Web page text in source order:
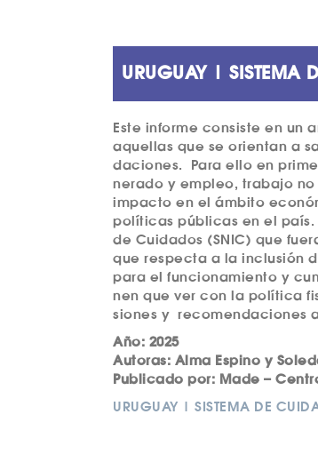
URUGUAY | SISTEMA
Este infor­me con­sis­te en un
aquel­las que se ori­en­tan a
da­ci­o­nes.
Para ello en
ne­ra­do y empleo, tra­ba­jo
impac­to en el ámbi­to
polí­ti­cas públi­cas en el país.
de Cui­da­dos (SNIC) que
que res­pec­ta a la inclu­sión
para el fun­ci­o­na­mi­en­to y
nen que ver con la polí­ti­ca
si­o­nes y reco­men­da­ci­o­nes
Año: 2025
Autoras: Alma Espino y
Publicado por: Made –
URUGUAY | SISTEMA DE